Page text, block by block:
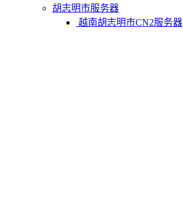
胡志明市服务器
越南胡志明市CN2服务器